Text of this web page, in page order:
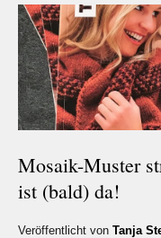
Mosaik-Muster
ist (bald) da!
Veröffentlicht von Tanja